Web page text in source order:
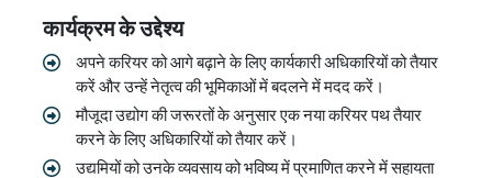
कार्यक्रम के उद्देश्य
अपने करियर को आगे बढ़ाने के लिए कार्यकारी अधिकारियों को तैयार
करें और उन्हें नेतृत्व की भूमिकाओं में बदलने में मदद करें।
मौजूदा उद्योग की जरूरतों के अनुसार एक नया करियर पथ तैयार
करने के लिए अधिकारियों को तैयार करें।
उद्यमियों को उनके व्यवसाय को भविष्य में प्रमाणित करने में सहायता